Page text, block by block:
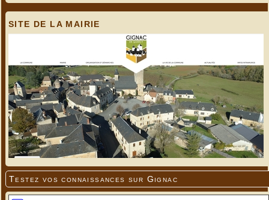
SITE DE LA MAIRIE
Testez vos connaissances sur Gignac